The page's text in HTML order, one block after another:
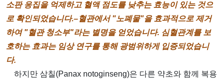
소판 응집을 억제하고 혈액 점도를 낮추는 효능이 있는 것으
로 확인되었습니다.–혈관에서 "노폐물"을 효과적으로 제거
하여 "혈관 청소부"라는 별명을 얻었습니다. 심혈관계를 보
호하는 효과는 임상 연구를 통해 광범위하게 입증되었습니
다.
하지만 삼칠(Panax notoginseng)은 다른 약초와 함께 복용